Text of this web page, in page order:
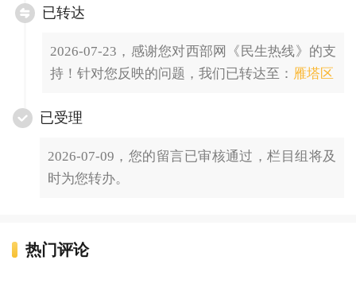
已转达
2026-07-23，感谢您对西部网《民生热线》的支
持！针对您反映的问题，我们已转达至： 雁塔区
已受理
2026-07-09，您的留言已审核通过，栏目组将及
时为您转办。
热门评论